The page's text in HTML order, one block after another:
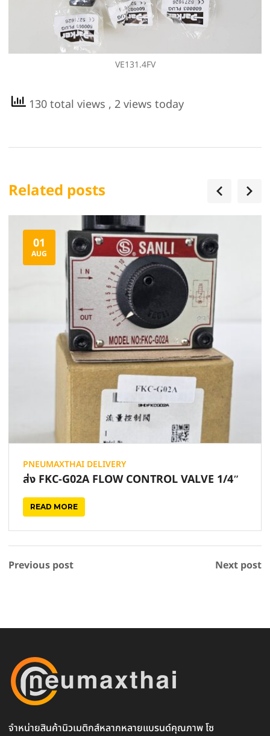
VE131.4FV
130 total views , 2 views today
Related posts
01
AUG
PNEUMAXTHAI DELIVERY
ส่ง FKC-G02A FLOW CONTROL VALVE 1/4″
READ MORE
Previous post Next post
จำหน่ายสินค้านิวเมติกส์หลากหลายแบรนด์คุณภาพ โซ